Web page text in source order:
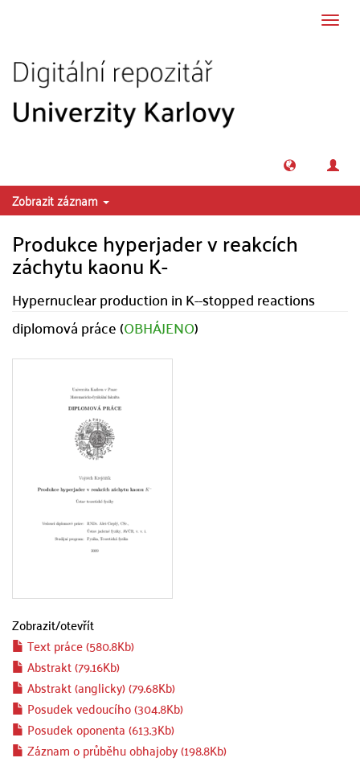
Zobrazit záznam
Produkce hyperjader v reakcích
záchytu kaonu K-
Hypernuclear production in K--stopped reactions
diplomová práce (OBHÁJENO)
Zobrazit/otevřít
Text práce (580.8Kb)
Abstrakt (79.16Kb)
Abstrakt (anglicky) (79.68Kb)
Posudek vedoucího (304.8Kb)
Posudek oponenta (613.3Kb)
Záznam o průběhu obhajoby (198.8Kb)